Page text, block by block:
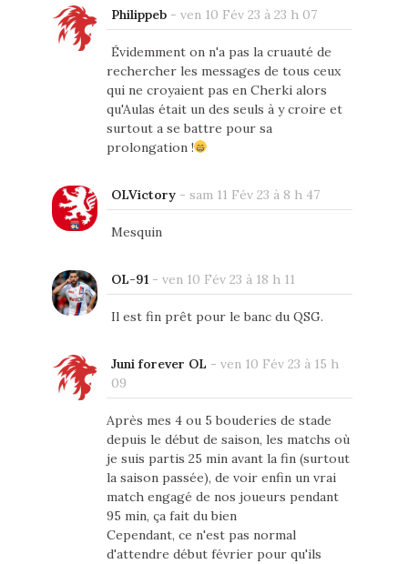
Philippeb- ven 10 Fév 23 à 23 h 07
Évidemment on n'a pas la cruauté de
rechercher les messages de tous ceux
qui ne croyaient pas en Cherki alors
qu'Aulas était un des seuls à y croire et
surtout a se battre pour sa
prolongation !
OLVictory- sam 11 Fév 23 à 8 h 47
Mesquin
OL-91- ven 10 Fév 23 à 18 h 11
Il est fin prêt pour le banc du QSG.
Juni forever OL - ven 10 Fév 23 à 15 h
09
Après mes 4 ou 5 bouderies de stade
depuis le début de saison, les matchs où
je suis partis 25 min avant la fin (surtout
la saison passée), de voir enfin un vrai
match engagé de nos joueurs pendant
95 min, ça fait du bien
Cependant, ce n'est pas normal
d'attendre début février pour qu'ils